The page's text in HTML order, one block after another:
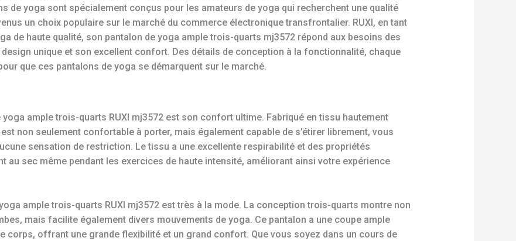
de yoga sont spécialement conçus pour les amateurs de yoga qui recherchent une qualité
un choix populaire sur le marché du commerce électronique transfrontalier. RUXI, en tant
de haute qualité, son pantalon de yoga ample trois-quarts mj3572 répond aux besoins des
unique et son excellent confort. Des détails de conception à la fonctionnalité, chaque
que ces pantalons de yoga se démarquent sur le marché.
ample trois-quarts RUXI mj3572 est son confort ultime. Fabriqué en tissu hautement
non seulement confortable à porter, mais également capable de s’étirer librement, vous
sensation de restriction. Le tissu a une excellente respirabilité et des propriétés
au sec même pendant les exercices de haute intensité, améliorant ainsi votre expérience
ample trois-quarts RUXI mj3572 est très à la mode. La conception trois-quarts montre non
mais facilite également divers mouvements de yoga. Ce pantalon a une coupe ample
corps, offrant une grande flexibilité et un grand confort. Que vous soyez dans un cours de